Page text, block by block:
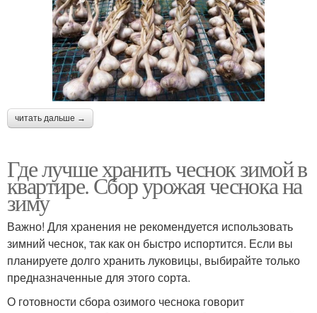
читать дальше →
Где лучше хранить чеснок зимой в
квартире. Сбор урожая чеснока на
зиму
Важно! Для хранения не рекомендуется использовать
зимний чеснок, так как он быстро испортится. Если вы
планируете долго хранить луковицы, выбирайте только
предназначенные для этого сорта.
О готовности сбора озимого чеснока говорит